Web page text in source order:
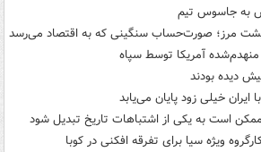
به جاسوس تیم
مرز؛ صورت‌حساب سنگینی که به اقتصاد می‌رسد
منهدم‌شده آمریکا توسط سپاه
دیده بودند
خیلی زود پایان می‌یابد
است به یکی از اشتباهات تاریخ تبدیل شود
ویژه سیا برای تفرقه افکنی در کوبا